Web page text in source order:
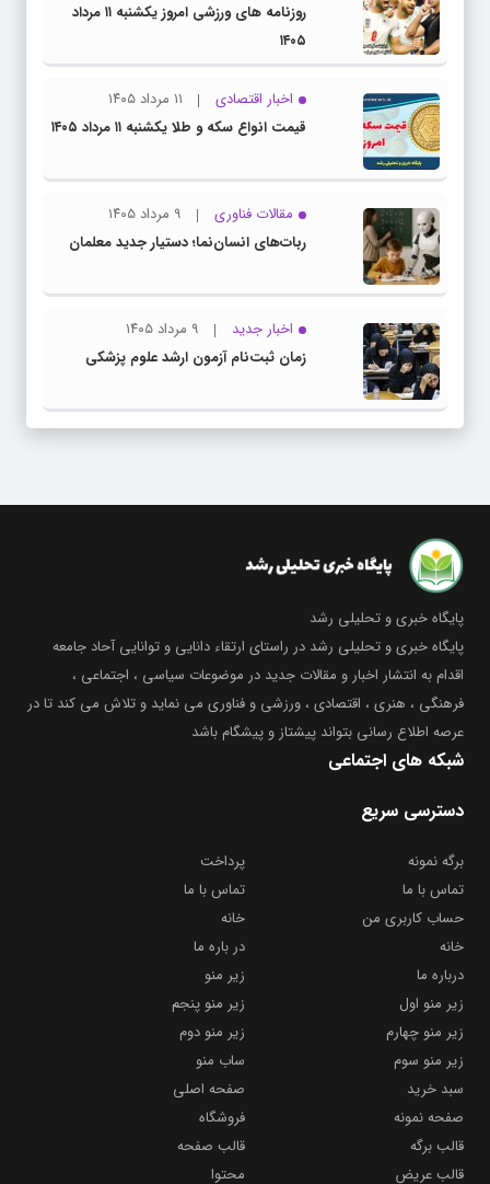
روزنامه های ورزشی امروز یکشنبه ۱۱ مرداد
۱۴۰۵
اخبار اقتصادی
۱۱ مرداد ۱۴۰۵
قیمت انواع سکه و طلا یکشنبه ۱۱ مرداد ۱۴۰۵
مقالات فناوری
۹ مرداد ۱۴۰۵
ربات‌های انسان‌نما؛ دستیار جدید معلمان
اخبار جدید
۹ مرداد ۱۴۰۵
زمان ثبت‌نام آزمون ارشد علوم پزشکی
پایگاه خبری و تحلیلی رشد
پایگاه خبری و تحلیلی رشد در راستای ارتقاء دانایی و توانایی آحاد جامعه
اقدام به انتشار اخبار و مقالات جدید در موضوعات سیاسی ، اجتماعی ،
فرهنگی ، هنری ، اقتصادی ، ورزشی و فناوری می نماید و تلاش می کند تا در
عرصه اطلاع رسانی بتواند پیشتاز و پیشگام باشد
شبکه های اجتماعی
دسترسی سریع
برگه نمونه
پرداخت
تماس با ما
تماس با ما
حساب کاربری من
خانه
خانه
در باره ما
درباره ما
زیر منو
زیر منو اول
زیر منو پنجم
زیر منو چهارم
زیر منو دوم
زیر منو سوم
ساب منو
سبد خرید
صفحه اصلی
صفحه نمونه
فروشگاه
قالب برگه
قالب صفحه
قالب عریض
محتوا